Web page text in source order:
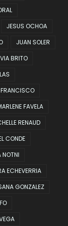
JESUS OCHOA
JUAN SOLER
BRITO
FAVELA
RENAUD
CONDE
NOTNI
ECHEVERRIA
GONZALEZ